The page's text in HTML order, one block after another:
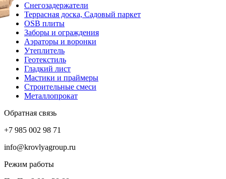
Снегозадержатели
Террасная доска, Садовый паркет
OSB плиты
Заборы и ограждения
Аэраторы и воронки
Утеплитель
Геотекстиль
Гладкий лист
Мастики и праймеры
Строительные смеси
Металлопрокат
Обратная связь
+7 985 002 98 71
info@krovlyagroup.ru
Режим работы